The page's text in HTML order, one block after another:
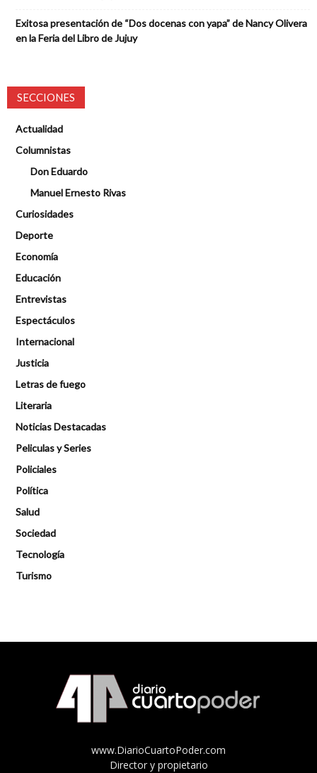
Exitosa presentación de “Dos docenas con yapa” de Nancy Olivera
en la Feria del Libro de Jujuy
SECCIONES
Actualidad
Columnistas
Don Eduardo
Manuel Ernesto Rivas
Curiosidades
Deporte
Economía
Educación
Entrevistas
Espectáculos
Internacional
Justicia
Letras de fuego
Literaria
Noticias Destacadas
Peliculas y Series
Policiales
Política
Salud
Sociedad
Tecnología
Turismo
www.DiarioCuartoPoder.com
Director y propietario